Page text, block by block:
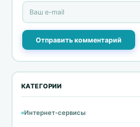
Отправить комментарий
КАТЕГОРИИ
Интернет-сервисы